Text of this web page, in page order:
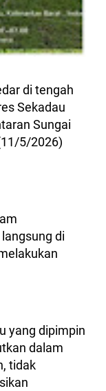
di tengah
Sekadau
Sungai
5/2026)
di
yang dipimpin
dalam
tidak